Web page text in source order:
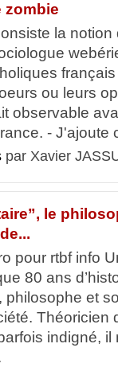
zombie
la notion
ou leurs
observable
- J'ajoute
par Xavier
le
pour rtbf info
80 ans
philosophe et
Théoricien
indigné, il